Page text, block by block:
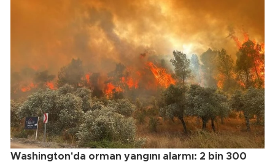
Washington'da orman yangını alarmı: 2 bin 300